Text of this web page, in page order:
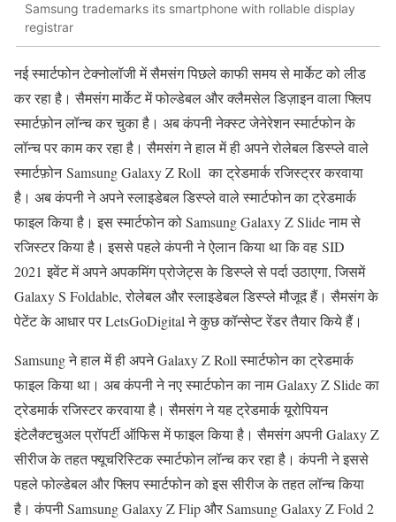
Samsung trademarks its smartphone with rollable display
registrar
नई स्मार्टफोन टेक्नोलॉजी में सैमसंग पिछले काफी समय से मार्केट को लीड
कर रहा है। सैमसंग मार्केट में फोल्डेबल और क्लैमसेल डिज़ाइन वाला फ्लिप
स्मार्टफ़ोन लॉन्च कर चुका है। अब कंपनी नेक्स्ट जेनेरेशन स्मार्टफोन के
लॉन्च पर काम कर रहा है। सैमसंग ने हाल में ही अपने रोलेबल डिस्प्ले वाले
स्मार्टफ़ोन Samsung Galaxy Z Roll का ट्रेडमार्क रजिस्ट्रर करवाया
है। अब कंपनी ने अपने स्लाइडेबल डिस्प्ले वाले स्मार्टफोन का ट्रेडमार्क
फाइल किया है। इस स्मार्टफोन को Samsung Galaxy Z Slide नाम से
रजिस्टर किया है। इससे पहले कंपनी ने ऐलान किया था कि वह SID
2021 इवेंट में अपने अपकमिंग प्रोजेट्स के डिस्प्ले से पर्दा उठाएगा, जिसमें
Galaxy S Foldable, रोलेबल और स्लाइडेबल डिस्प्ले मौजूद हैं। सैमसंग के
पेटेंट के आधार पर LetsGoDigital ने कुछ कॉन्सेप्ट रेंडर तैयार किये हैं।
Samsung ने हाल में ही अपने Galaxy Z Roll स्मार्टफोन का ट्रेडमार्क
फाइल किया था। अब कंपनी ने नए स्मार्टफोन का नाम Galaxy Z Slide का
ट्रेडमार्क रजिस्टर करवाया है। सैमसंग ने यह ट्रेडमार्क यूरोपियन
इंटेलैक्टचुअल प्रॉपर्टी ऑफिस में फाइल किया है। सैमसंग अपनी Galaxy Z
सीरीज के तहत फ्यूचरिस्टिक स्मार्टफोन लॉन्च कर रहा है। कंपनी ने इससे
पहले फोल्डेबल और फ्लिप स्मार्टफोन को इस सीरीज के तहत लॉन्च किया
है। कंपनी Samsung Galaxy Z Flip और Samsung Galaxy Z Fold 2